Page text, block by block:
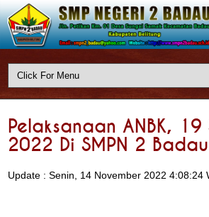
Pelaksanaan ANBK,
2022 Di SMPN 2 Badau
Update : Senin, 14 November 2022 4:08:24